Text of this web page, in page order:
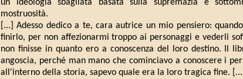
un ideologia sbagliata basata sulla supremazia e
mostruosità.
[...] Adesso dedico a te, cara autrice un mio pensiero:
finirlo, per non affezionarmi troppo ai personaggi e vederli
non finisse in quanto ero a conoscenza del loro destino. Il
angoscia, perché man mano che cominciavo a conoscere i
all'interno della storia, sapevo quale era la loro tragica fine.